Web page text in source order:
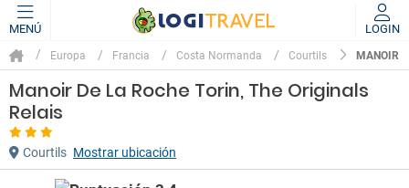
MENÚ LOGIN
Europa Francia Costa Normanda Courtils MANOIR
Manoir De La Roche Torin, The Originals
Relais
Courtils Mostrar ubicación